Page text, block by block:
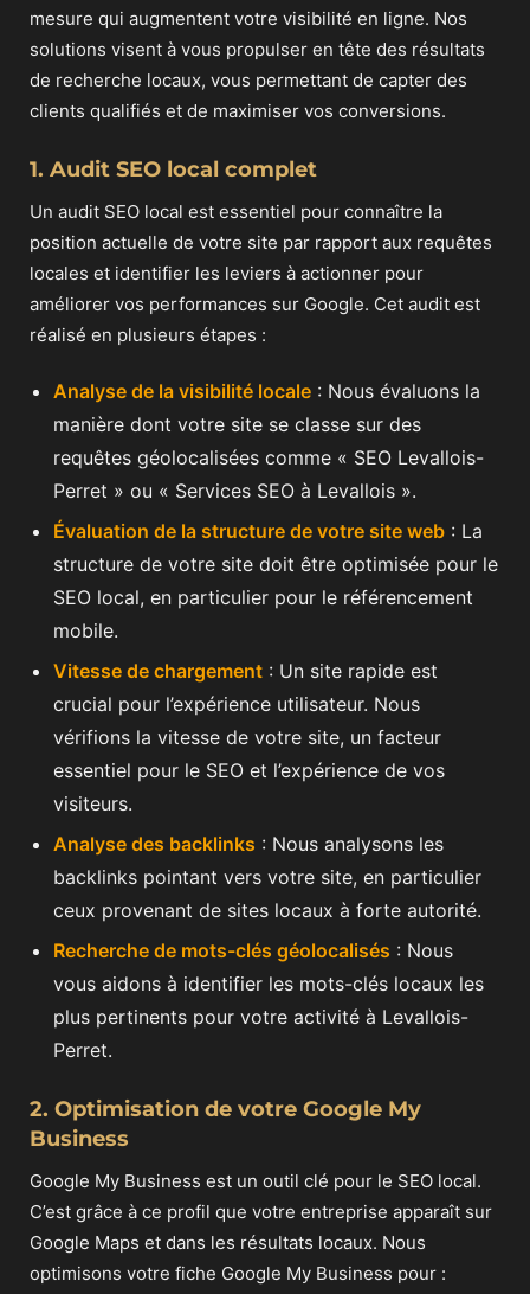
mesure qui augmentent votre visibilité en ligne. Nos
solutions visent à vous propulser en tête des résultats
de recherche locaux, vous permettant de capter des
clients qualifiés et de maximiser vos conversions.
1. Audit SEO local complet
Un audit SEO local est essentiel pour connaître la
position actuelle de votre site par rapport aux requêtes
locales et identifier les leviers à actionner pour
améliorer vos performances sur Google. Cet audit est
réalisé en plusieurs étapes :
Analyse de la visibilité locale : Nous évaluons la
manière dont votre site se classe sur des
requêtes géolocalisées comme « SEO Levallois-
Perret » ou « Services SEO à Levallois ».
Évaluation de la structure de votre site web : La
structure de votre site doit être optimisée pour le
SEO local, en particulier pour le référencement
mobile.
Vitesse de chargement : Un site rapide est
crucial pour l’expérience utilisateur. Nous
vérifions la vitesse de votre site, un facteur
essentiel pour le SEO et l’expérience de vos
visiteurs.
Analyse des backlinks : Nous analysons les
backlinks pointant vers votre site, en particulier
ceux provenant de sites locaux à forte autorité.
Recherche de mots-clés géolocalisés : Nous
vous aidons à identifier les mots-clés locaux les
plus pertinents pour votre activité à Levallois-
Perret.
2. Optimisation de votre Google My
Business
Google My Business est un outil clé pour le SEO local.
C’est grâce à ce profil que votre entreprise apparaît sur
Google Maps et dans les résultats locaux. Nous
optimisons votre fiche Google My Business pour :